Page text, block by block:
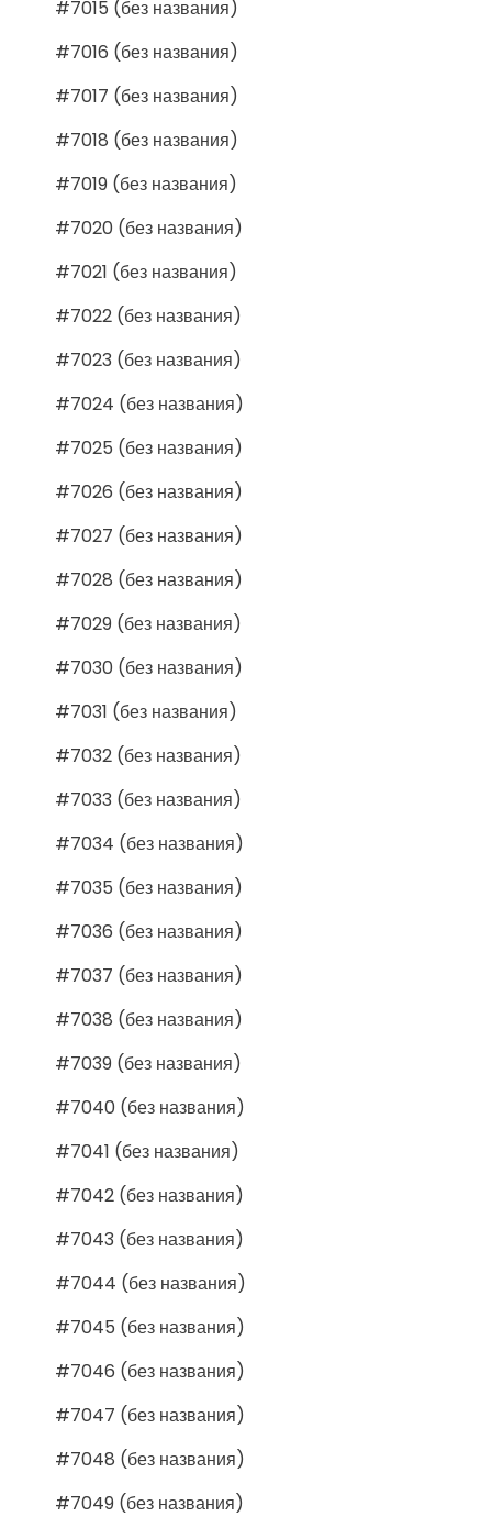
#7015 (без названия)
#7016 (без названия)
#7017 (без названия)
#7018 (без названия)
#7019 (без названия)
#7020 (без названия)
#7021 (без названия)
#7022 (без названия)
#7023 (без названия)
#7024 (без названия)
#7025 (без названия)
#7026 (без названия)
#7027 (без названия)
#7028 (без названия)
#7029 (без названия)
#7030 (без названия)
#7031 (без названия)
#7032 (без названия)
#7033 (без названия)
#7034 (без названия)
#7035 (без названия)
#7036 (без названия)
#7037 (без названия)
#7038 (без названия)
#7039 (без названия)
#7040 (без названия)
#7041 (без названия)
#7042 (без названия)
#7043 (без названия)
#7044 (без названия)
#7045 (без названия)
#7046 (без названия)
#7047 (без названия)
#7048 (без названия)
#7049 (без названия)